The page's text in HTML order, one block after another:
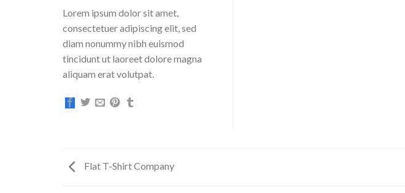
Lorem ipsum dolor sit amet,
consectetuer adipiscing elit, sed
diam nonummy nibh euismod
tincidunt ut laoreet dolore magna
aliquam erat volutpat.
Flat T-Shirt Company